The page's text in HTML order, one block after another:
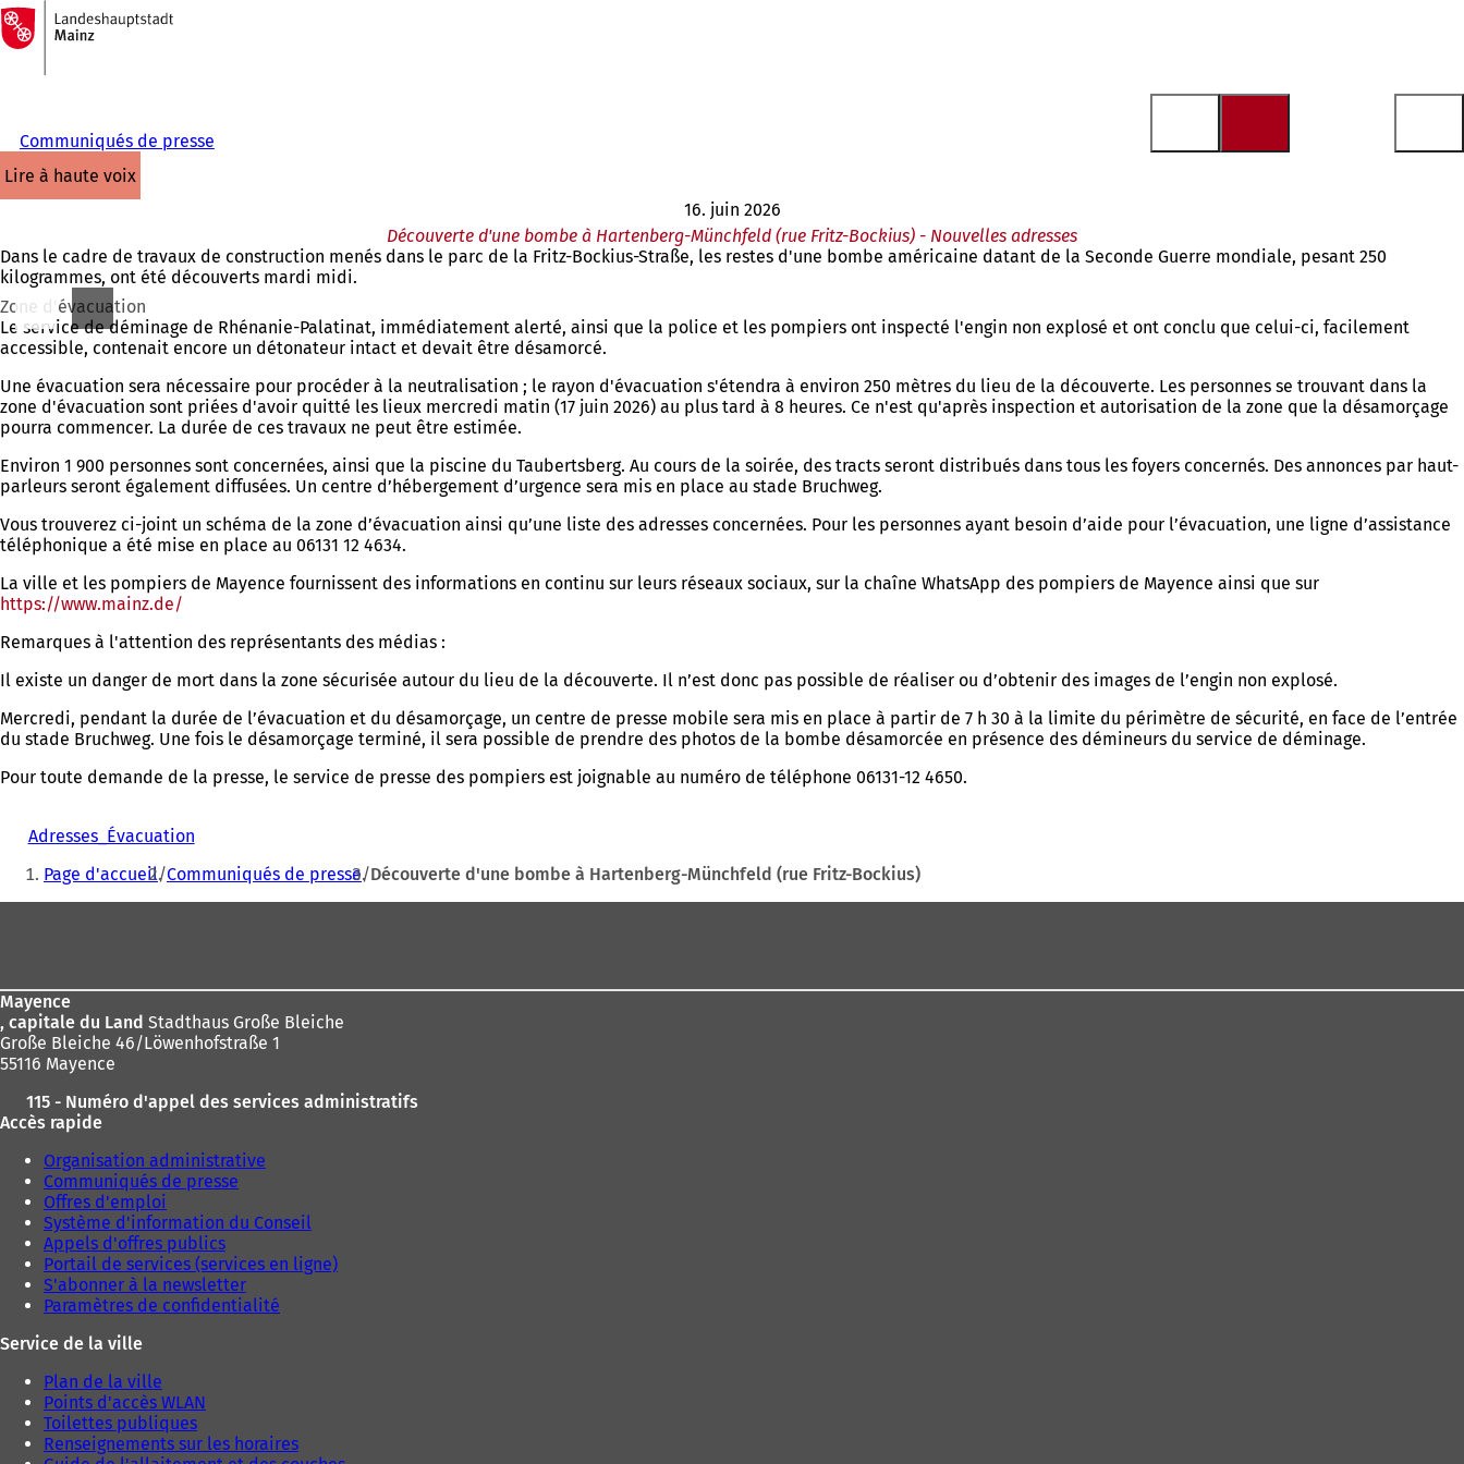
Accéder au contenu
Vers
la
page
d'accueil
Communiqués de presse
lire à haute voix
16. juin 2026
Découverte d'une bombe à Hartenberg-Münchfeld (rue Fritz-Bockius) - Nouvelles adresses
Dans le cadre de travaux de construction menés dans le parc de la Fritz-Bockius-Straße, les restes d'une bombe américaine datant de la Seconde Guerre mondiale, pesant 250
kilogrammes, ont été découverts mardi midi.
Zone d'évacuation
Le service de déminage de Rhénanie-Palatinat, immédiatement alerté, ainsi que la police et les pompiers ont inspecté l'engin non explosé et ont conclu que celui-ci, facilement
accessible, contenait encore un détonateur intact et devait être désamorcé.
Une évacuation sera nécessaire pour procéder à la neutralisation ; le rayon d'évacuation s'étendra à environ 250 mètres du lieu de la découverte. Les personnes se trouvant dans la
zone d'évacuation sont priées d'avoir quitté les lieux mercredi matin (17 juin 2026) au plus tard à 8 heures. Ce n'est qu'après inspection et autorisation de la zone que la désamorçage
pourra commencer. La durée de ces travaux ne peut être estimée.
Environ 1 900 personnes sont concernées, ainsi que la piscine du Taubertsberg. Au cours de la soirée, des tracts seront distribués dans tous les foyers concernés. Des annonces par haut-
parleurs seront également diffusées. Un centre d’hébergement d’urgence sera mis en place au stade Bruchweg.
Vous trouverez ci-joint un schéma de la zone d’évacuation ainsi qu’une liste des adresses concernées. Pour les personnes ayant besoin d’aide pour l’évacuation, une ligne d’assistance
téléphonique a été mise en place au 06131 12 4634.
La ville et les pompiers de Mayence fournissent des informations en continu sur leurs réseaux sociaux, sur la chaîne WhatsApp des pompiers de Mayence ainsi que sur
https://www.mainz.de/
un
onglet)
Remarques à l'attention des représentants des médias :
Il existe un danger de mort dans la zone sécurisée autour du lieu de la découverte. Il n’est donc pas possible de réaliser ou d’obtenir des images de l’engin non explosé.
Mercredi, pendant la durée de l’évacuation et du désamorçage, un centre de presse mobile sera mis en place à partir de 7 h 30 à la limite du périmètre de sécurité, en face de l’entrée
du stade Bruchweg. Une fois le désamorçage terminé, il sera possible de prendre des photos de la bombe désamorcée en présence des démineurs du service de déminage.
Pour toute demande de la presse, le service de presse des pompiers est joignable au numéro de téléphone 06131-12 4650.
Adresses_Évacuation
Vous
êtes
Page d'accueil Communiqués de presse Découverte d'une bombe à Hartenberg-Münchfeld (rue Fritz-Bockius)
Mayence
, capitale du Land Stadthaus Große Bleiche
Große Bleiche 46/Löwenhofstraße 1
55116 Mayence
115 - Numéro d'appel des services administratifs
Accès rapide
Organisation administrative
Communiqués de presse
Offres d'emploi
Système d'information du Conseil
Appels d'offres publics
Portail de services (services en ligne)
S'abonner à la newsletter
Paramètres de confidentialité
Service de la ville
Plan de la ville
Points d'accès WLAN
Toilettes publiques
Renseignements sur les horaires